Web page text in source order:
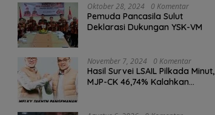
Oktober 28, 2024 0 Komentar
Pemuda Pancasila Sulut
Deklarasi Dukungan YSK-VM
November 7, 2024 0 Komentar
Hasil Survei LSAIL Pilkada Minut,
MJP-CK 46,74% Kalahkan